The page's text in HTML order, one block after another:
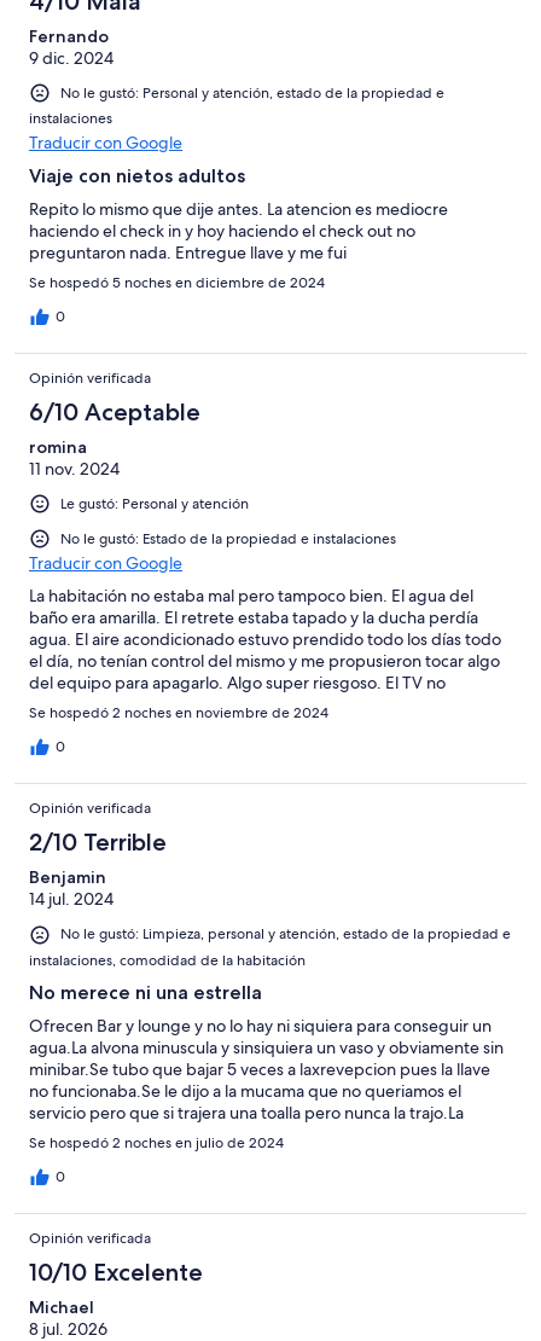
Fernando
9 dic. 2024
No le gustó: Personal y atención, estado de la propiedad e
instalaciones
Traducir con Google
Viaje con nietos adultos
Repito lo mismo que dije antes. La atencion es mediocre
haciendo el check in y hoy haciendo el check out no
preguntaron nada. Entregue llave y me fui
Se hospedó 5 noches en diciembre de 2024
0
Opinión verificada
6/10 Aceptable
romina
11 nov. 2024
Le gustó: Personal y atención
No le gustó: Estado de la propiedad e instalaciones
Traducir con Google
La habitación no estaba mal pero tampoco bien. El agua del
baño era amarilla. El retrete estaba tapado y la ducha perdía
agua. El aire acondicionado estuvo prendido todo los días todo
el día, no tenían control del mismo y me propusieron tocar algo
del equipo para apagarlo. Algo super riesgoso. El TV no
funcionaba y tampoco tenía control. No había teléfono en la
habitación, a cambio era todo a través es de WhatsApp. En mi
caso, mi conexión era mala incluso después de conectar a wifi
Se hospedó 2 noches en noviembre de 2024
0
Opinión verificada
2/10 Terrible
Benjamin
14 jul. 2024
No le gustó: Limpieza, personal y atención, estado de la propiedad e
instalaciones, comodidad de la habitación
No merece ni una estrella
Ofrecen Bar y lounge y no lo hay ni siquiera para conseguir un
agua.La alvona minuscula y sinsiquiera un vaso y obviamente sin
minibar.Se tubo que bajar 5 veces a laxrevepcion pues la llave
no funcionaba.Se le dijo a la mucama que no queriamos el
servicio pero que si trajera una toalla pero nunca la trajo.La
bañera era muy deslizante y no tenia un caucho para evitarlo y ni
hablar del mal desayuno.Yo he sido gold por muchos años y me
quedo en hoteles de minimo 4 estrellas pero escogiste este de
registre sino me hubiera cambiado de hotel.No entiendo como
uds le dan 3 estrellas acesta porqueria de hotel lo que me a
hacer reflexionar antes de volver a hacer una rsevacion con Uds
Se hospedó 2 noches en julio de 2024
0
Opinión verificada
10/10 Excelente
Michael
8 jul. 2026